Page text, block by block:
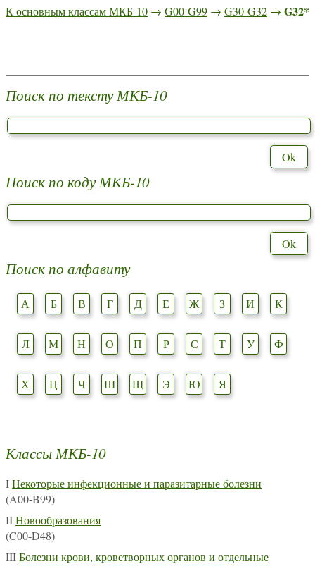
К основным классам МКБ-10 → G00-G99 → G30-G32 → G32*
Поиск по тексту МКБ-10
Поиск по коду МКБ-10
Поиск по алфавиту
А Б В Г Д Е Ж З И К
Л М Н О П Р С Т У Ф
Х Ц Ч Ш Щ Э Ю Я
Классы МКБ-10
IНекоторые инфекционные и паразитарные болезни
(A00-B99)
IIНовообразования
(C00-D48)
IIIБолезни крови, кроветворных органов и отдельные